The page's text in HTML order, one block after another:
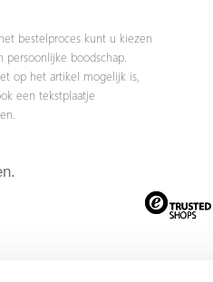
bestelproces kunt u kiezen
persoonlijke boodschap.
op het artikel mogelijk is,
een tekstplaatje